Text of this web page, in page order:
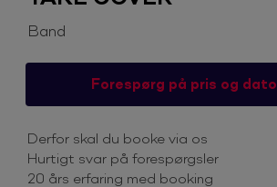
Band
Forespørg på pris og dato
Derfor skal du booke via os
Hurtigt svar på forespørgsler
20 års erfaring med booking